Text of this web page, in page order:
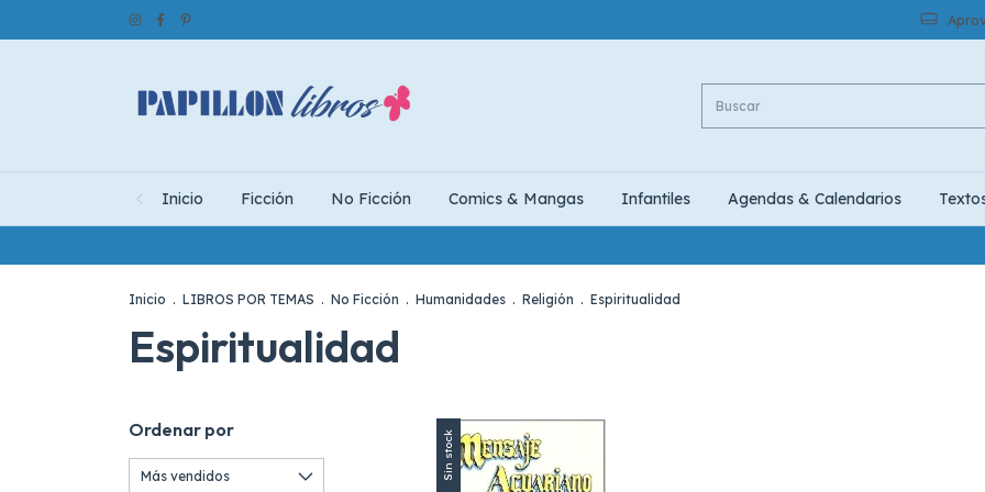
Inicio Ficción No Ficción Comics & Mangas Infantiles Agendas & Calendarios
Inicio . LIBROS POR TEMAS . No Ficción . Humanidades . Religión . Espiritualidad
Espiritualidad
Ordenar por Sin stock